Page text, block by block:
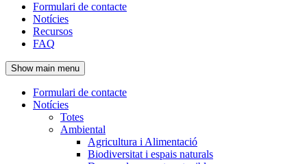
Navegació
principal
de
l'encapçalament
Formulari de contacte
Notícies
Recursos
FAQ
Show main menu
Navegació
principal
Formulari de contacte
Notícies
Totes
Ambiental
Agricultura i Alimentació
Biodiversitat i espais naturals